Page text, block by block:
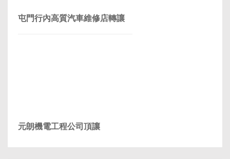
屯門行內高質汽車維修店轉讓
元朗機電工程公司頂讓